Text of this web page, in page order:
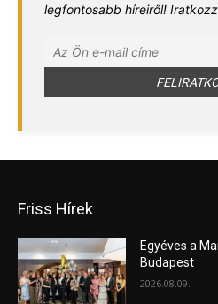
legfontosabb híreiről!
Friss Hírek
Egyéves a
Budapest
2026.08.09.